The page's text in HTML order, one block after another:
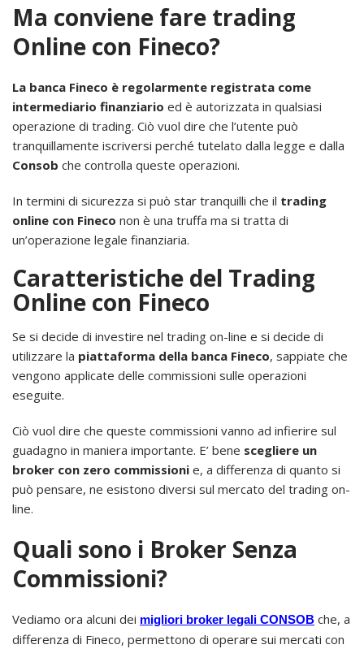
Ma conviene fare trading
Online con Fineco?
La banca Fineco è regolarmente registrata come
intermediario finanziario ed è autorizzata in qualsiasi
operazione di trading. Ciò vuol dire che l’utente può
tranquillamente iscriversi perché tutelato dalla legge e dalla
Consob che controlla queste operazioni.
In termini di sicurezza si può star tranquilli che il trading
online con Fineco non è una truffa ma si tratta di
un’operazione legale finanziaria.
Caratteristiche del Trading
Online con Fineco
Se si decide di investire nel trading on-line e si decide di
utilizzare la piattaforma della banca Fineco, sappiate che
vengono applicate delle commissioni sulle operazioni
eseguite.
Ciò vuol dire che queste commissioni vanno ad infierire sul
guadagno in maniera importante. E’ bene scegliere un
broker con zero commissioni e, a differenza di quanto si
può pensare, ne esistono diversi sul mercato del trading on-
line.
Quali sono i Broker Senza
Commissioni?
Vediamo ora alcuni dei migliori broker legali CONSOB che, a
differenza di Fineco, permettono di operare sui mercati con